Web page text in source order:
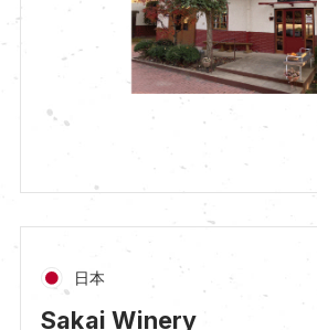
日本
Sakai Winery